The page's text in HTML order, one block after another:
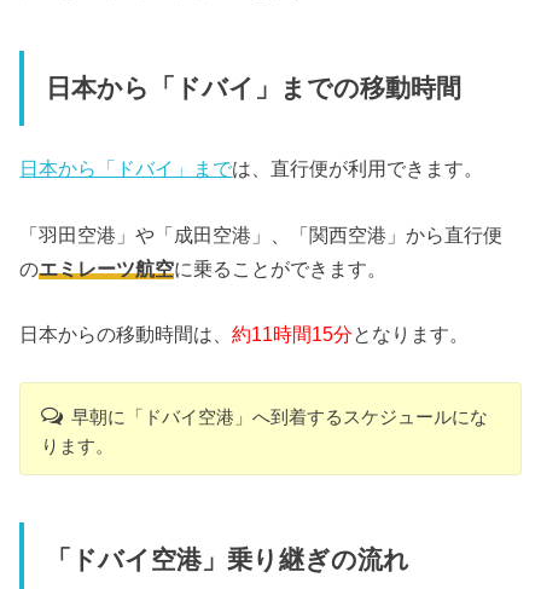
日本から「ドバイ」までの移動時間
日本から「ドバイ」までは、直行便が利用できます。
「羽田空港」や「成田空港」、「関西空港」から直行便
のエミレーツ航空に乗ることができます。
日本からの移動時間は、約11時間15分となります。
早朝に「ドバイ空港」へ到着するスケジュールにな
ります。
「ドバイ空港」乗り継ぎの流れ